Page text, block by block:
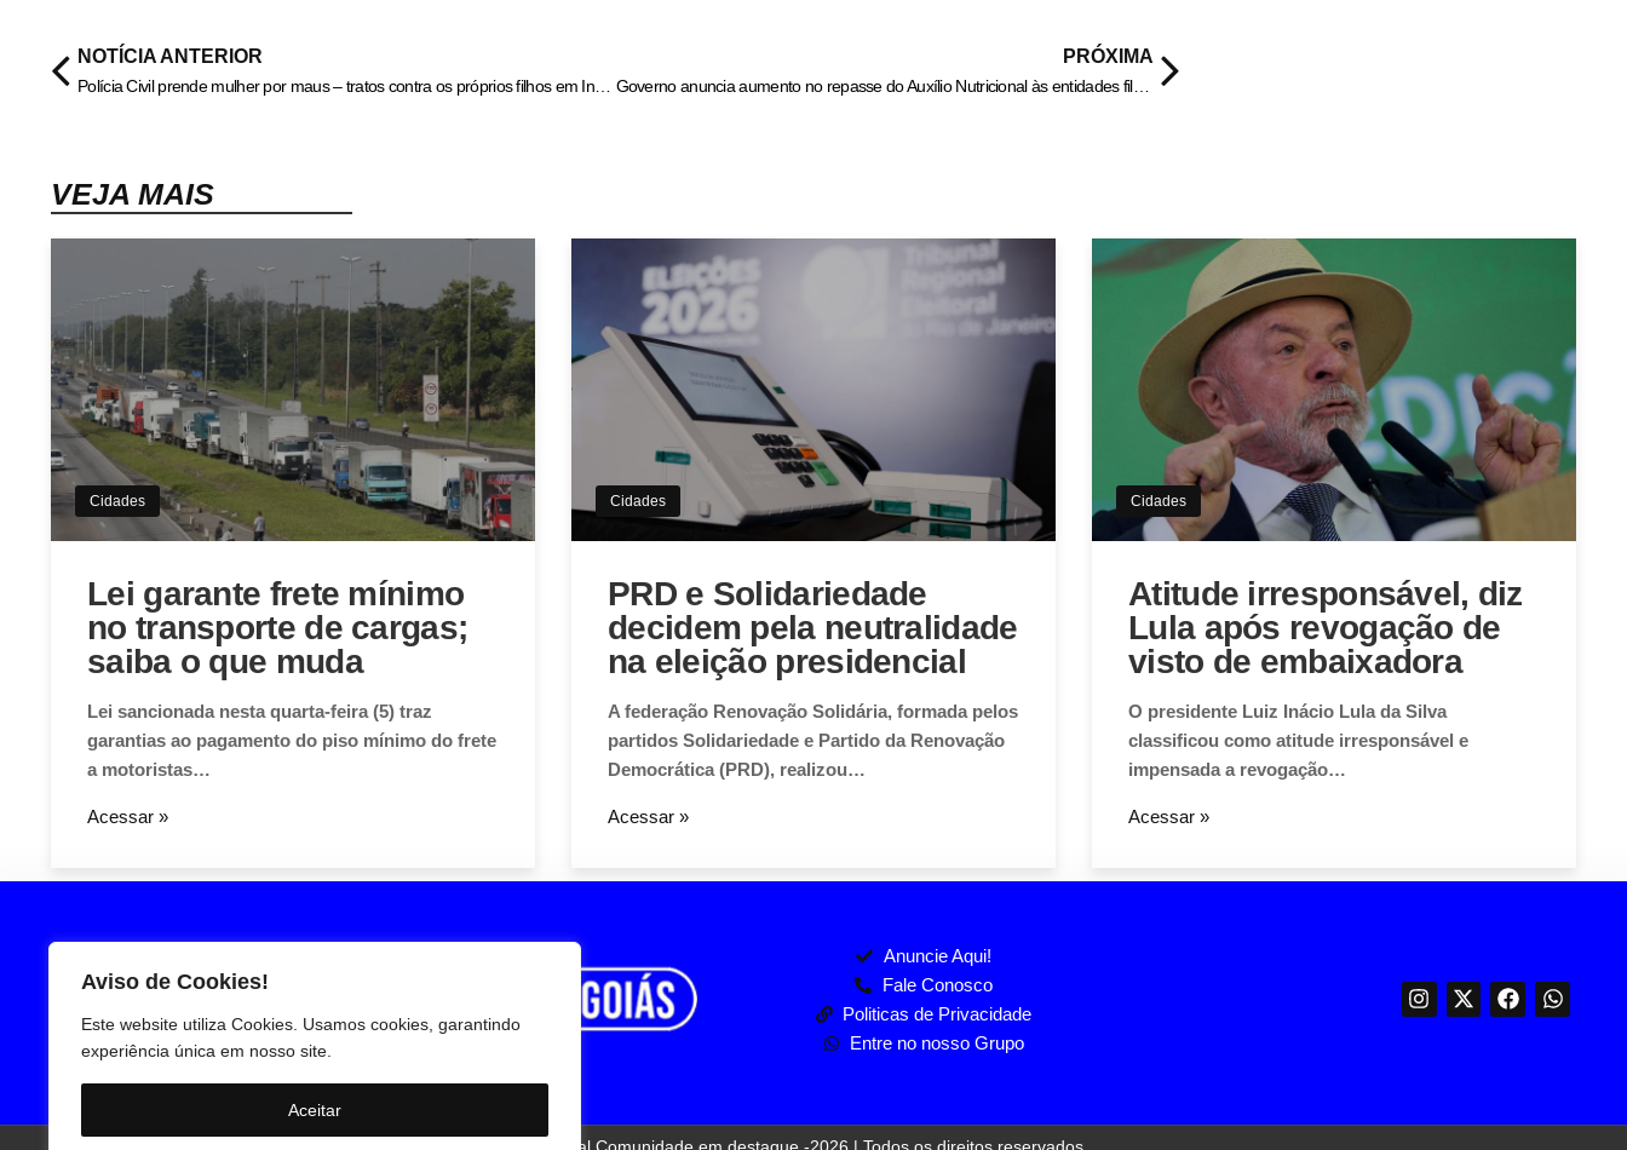
Aviso de Cookies!
Este website utiliza Cookies. Usamos cookies, garantindo
experiência única em nosso site.
Aceitar
NOTÍCIA ANTERIOR PRÓXIMA
Governo anuncia aumento no repasse do Auxílio Nutricional às entidades filantrópicas – Portal Goiás
VEJA MAIS
Cidades
Lei garante frete mínimo
no transporte de cargas;
saiba o que muda
Lei sancionada nesta quarta-feira (5) traz
garantias ao pagamento do piso mínimo do frete
a motoristas…
Acessar »
Cidades
PRD e Solidariedade
decidem pela neutralidade
na eleição presidencial
A federação Renovação Solidária, formada pelos
partidos Solidariedade e Partido da Renovação
Democrática (PRD), realizou…
Acessar »
Cidades
Atitude irresponsável, diz
Lula após revogação de
visto de embaixadora
O presidente Luiz Inácio Lula da Silva
classificou como atitude irresponsável e
impensada a revogação…
Acessar »
Anuncie Aqui!
Fale Conosco
Politicas de Privacidade
Entre no nosso Grupo